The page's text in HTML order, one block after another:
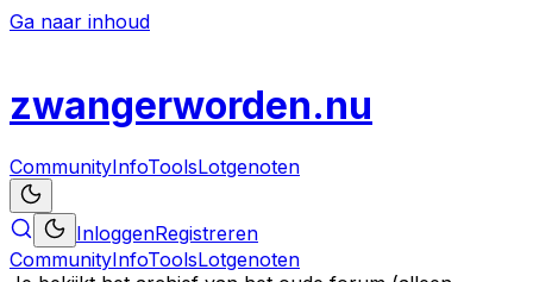
Ga naar inhoud
zwangerworden.nu
CommunityInfoToolsLotgenoten
InloggenRegistreren
CommunityInfoToolsLotgenoten